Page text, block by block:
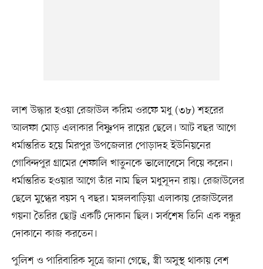
লাশ উদ্ধার হওয়া রেজাউল করিম ওরফে মধু (৩৮) শহরের
আলফা মোড় এলাকার বিষ্ণুপদ রায়ের ছেলে। আট বছর আগে
ধর্মান্তরিত হয়ে মিরপুর উপজেলার পোড়াদহ ইউনিয়নের
গোবিন্দপুর গ্রামের শেফালি খাতুনকে ভালোবেসে বিয়ে করেন।
ধর্মান্তরিত হওয়ার আগে তাঁর নাম ছিল মধুসূদন রায়। রেজাউলের
ছেলে মুগ্ধের বয়স ৭ বছর। মঙ্গলবাড়িয়া এলাকায় রেজাউলের
গয়না তৈরির ছোট্ট একটি দোকান ছিল। সর্বশেষ তিনি এক বন্ধুর
দোকানে কাজ করতেন।
পুলিশ ও পারিবারিক সূত্রে জানা গেছে, স্ত্রী অসুস্থ থাকায় বেশ